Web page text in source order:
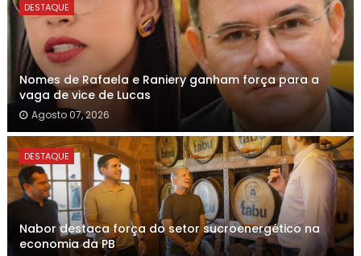
DESTAQUE
Nomes de Rafaela e Raniery ganham força para a
vaga de vice de Lucas
Agosto 07, 2026
DESTAQUE
Nabor destaca força do setor sucroenergético na
economia da PB